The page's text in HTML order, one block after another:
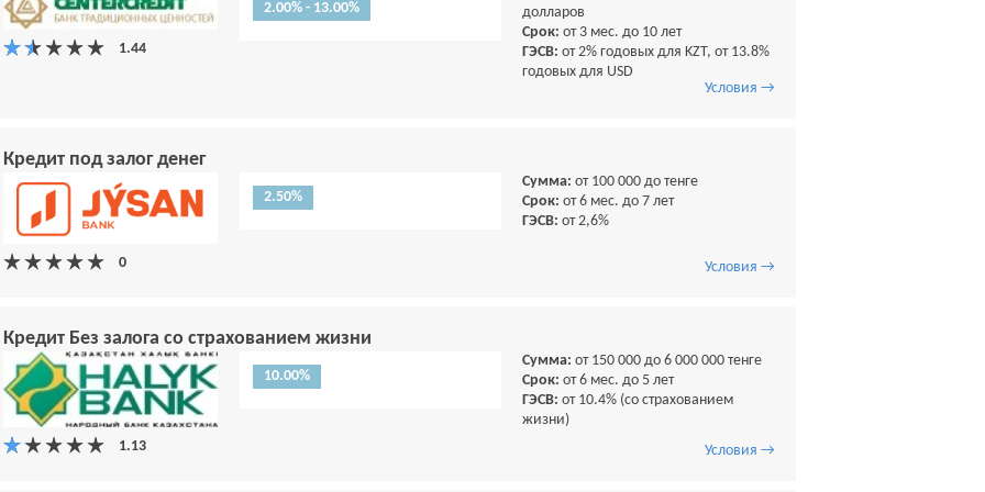
2.00% - 13.00%
долларов
Срок: от 3 мес. до 10 лет
ГЭСВ: от 2% годовых для KZT, от 13.8%
годовых для USD
Условия →
Кредит под залог денег
2.50%
Сумма: от 100 000 до тенге
Срок: от 6 мес. до 7 лет
ГЭСВ: от 2,6%
Условия →
Кредит Без залога со страхованием жизни
10.00%
Сумма: от 150 000 до 6 000 000 тенге
Срок: от 6 мес. до 5 лет
ГЭСВ: от 10.4% (со страхованием
жизни)
Условия →